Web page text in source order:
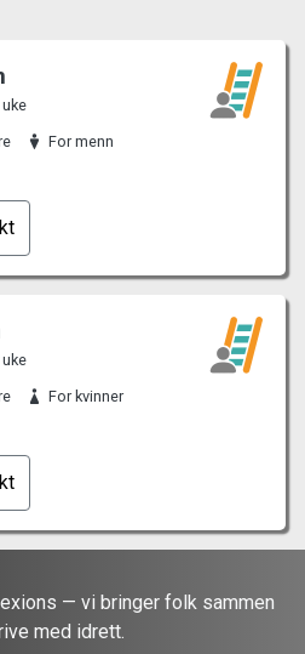
For menn
For kvinner
— vi bringer folk sammen
med idrett.